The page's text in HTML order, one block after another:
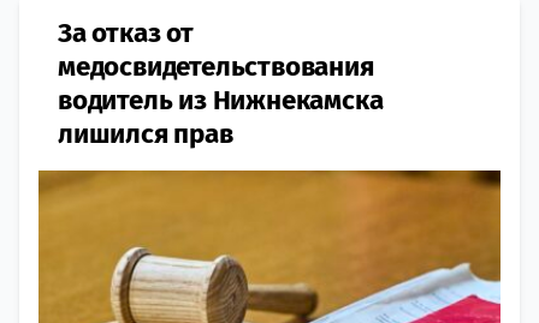
За отказ от
медосвидетельствования
водитель из Нижнекамска
лишился прав